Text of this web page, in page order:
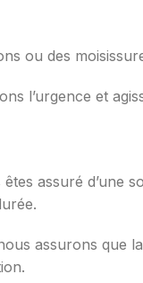
ou des
l’urgence et
assuré d’une
assurons que